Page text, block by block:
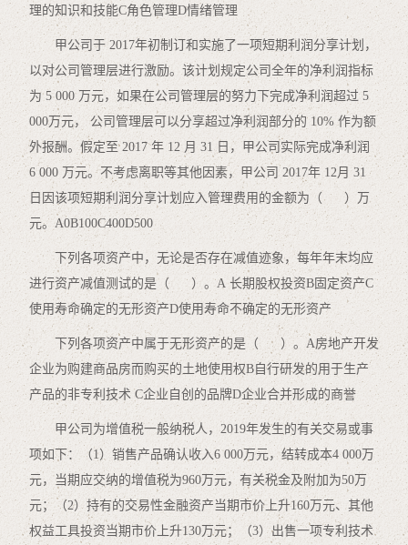
理的知识和技能C角色管理D情绪管理
甲公司于 2017年初制订和实施了一项短期利润分享计划，
以对公司管理层进行激励。该计划规定公司全年的净利润指标
为 5 000 万元，如果在公司管理层的努力下完成净利润超过 5
000万元， 公司管理层可以分享超过净利润部分的 10% 作为额
外报酬。假定至 2017 年 12 月 31 日，甲公司实际完成净利润
6 000 万元。不考虑离职等其他因素，甲公司 2017年 12月 31
日因该项短期利润分享计划应入管理费用的金额为（ ）万
元。A0B100C400D500
下列各项资产中，无论是否存在减值迹象，每年年末均应
进行资产减值测试的是（ ）。A 长期股权投资B固定资产C
使用寿命确定的无形资产D使用寿命不确定的无形资产
下列各项资产中属于无形资产的是（ ）。A房地产开发
企业为购建商品房而购买的土地使用权B自行研发的用于生产
产品的非专利技术 C企业自创的品牌D企业合并形成的商誉
甲公司为增值税一般纳税人，2019年发生的有关交易或事
项如下：（1）销售产品确认收入6 000万元，结转成本4 000万
元，当期应交纳的增值税为960万元，有关税金及附加为50万
元；（2）持有的交易性金融资产当期市价上升160万元、其他
权益工具投资当期市价上升130万元；（3）出售一项专利技术